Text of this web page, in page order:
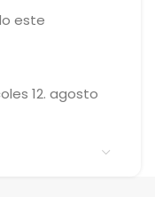
este
12. agosto